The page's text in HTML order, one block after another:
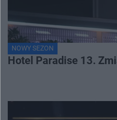
NOWY SEZON
Hotel Paradise 13.